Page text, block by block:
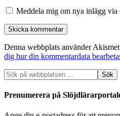
Meddela mig om nya inlägg via
Denna webbplats använder
dig hur din kommentardata
Prenumerera på